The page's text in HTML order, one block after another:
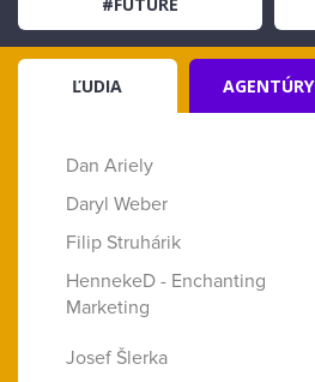
ĽUDIA AGENTÚRY
Dan Ariely
Daryl Weber
Filip Struhárik
HennekeD - Enchanting
Marketing
Josef Šlerka